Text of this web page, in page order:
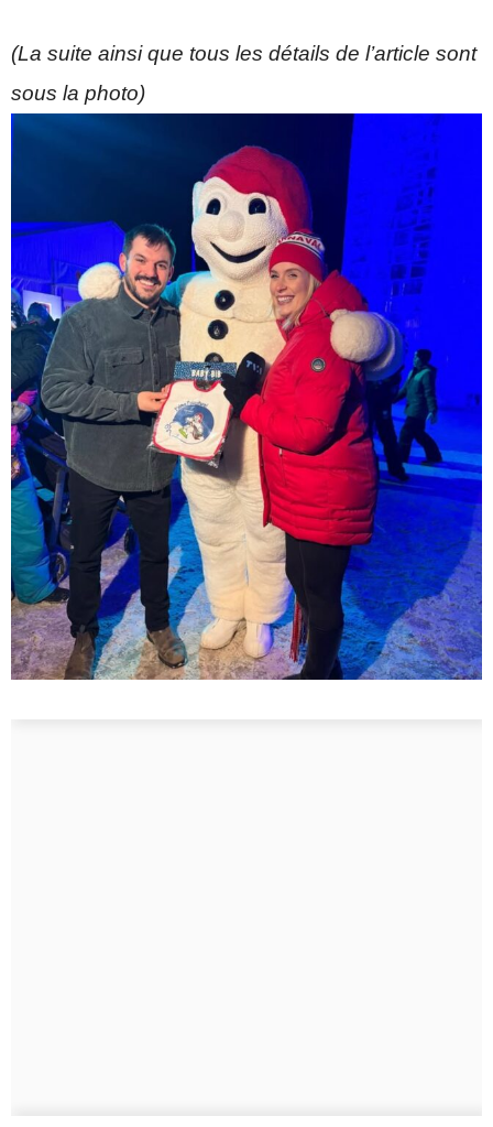
(La suite ainsi que tous les détails de l’article sont
sous la photo)